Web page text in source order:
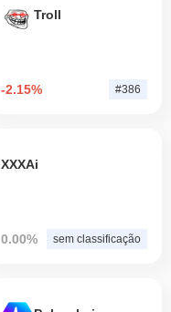
Troll
-2.15% #386
XXXAi
0.00% sem classificação